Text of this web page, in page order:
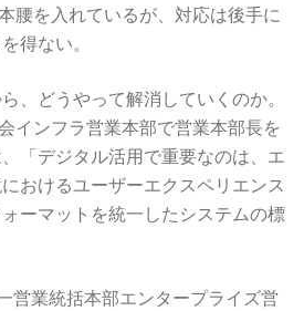
腰を入れているが、対応は後手に
得ない。
、どうやって解消していくのか。
インフラ営業本部で営業本部長を
「デジタル活用で重要なのは、エ
おけるユーザーエクスペリエンス
ーマットを統一したシステムの標
営業統括本部エンタープライズ営